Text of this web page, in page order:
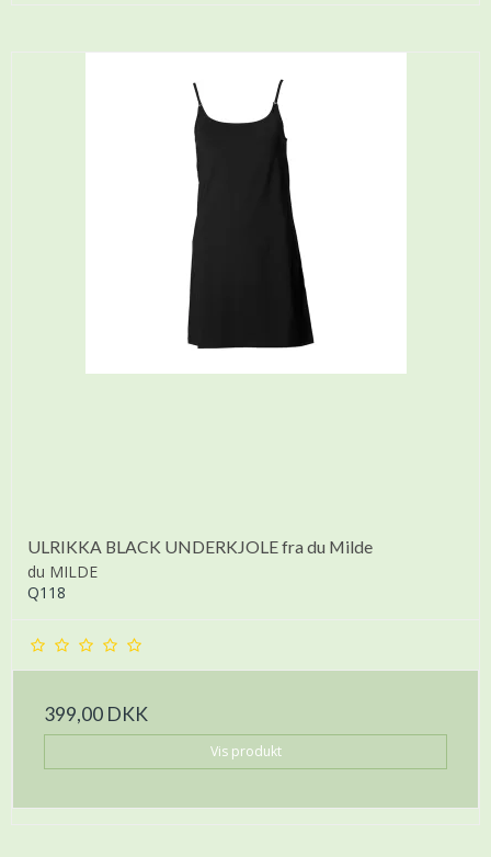
ULRIKKA BLACK UNDERKJOLE fra du Milde
du MILDE
Q118
399,00 DKK
Vis produkt